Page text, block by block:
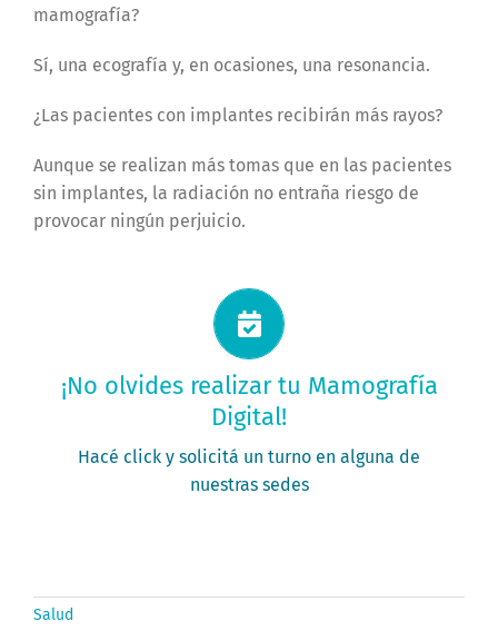
mamografía?
Sí, una ecografía y, en ocasiones, una resonancia.
¿Las pacientes con implantes recibirán más rayos?
Aunque se realizan más tomas que en las pacientes
sin implantes, la radiación no entraña riesgo de
provocar ningún perjuicio.
¡No olvides realizar tu Mamografía
Digital!
Hacé click y solicitá un turno en alguna de
nuestras sedes
Solicitá tu turno ahora
PEDÍ TU TURNO
Salud